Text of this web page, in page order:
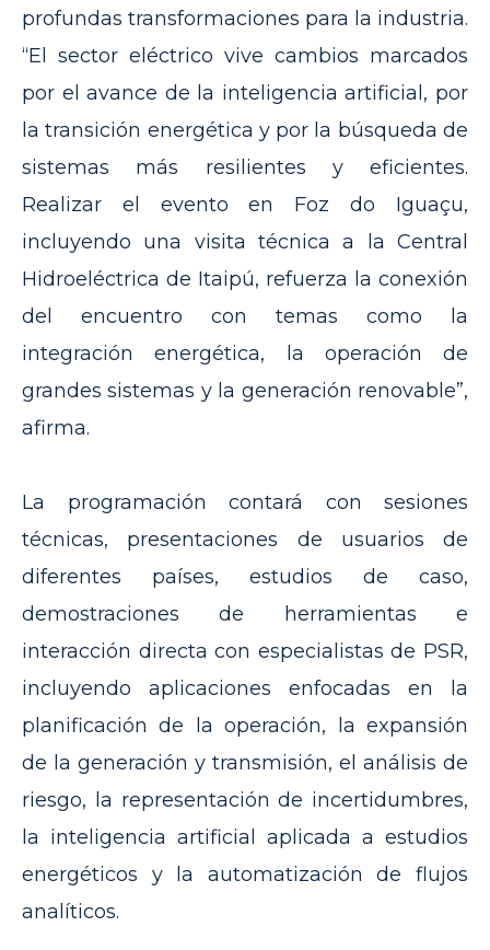
profundas transformaciones para la industria.
“El sector eléctrico vive cambios marcados
por el avance de la inteligencia artificial, por
la transición energética y por la búsqueda de
sistemas más resilientes y eficientes.
Realizar el evento en Foz do Iguaçu,
incluyendo una visita técnica a la Central
Hidroeléctrica de Itaipú, refuerza la conexión
del encuentro con temas como la
integración energética, la operación de
grandes sistemas y la generación renovable”,
afirma.
La programación contará con sesiones
técnicas, presentaciones de usuarios de
diferentes países, estudios de caso,
demostraciones de herramientas e
interacción directa con especialistas de PSR,
incluyendo aplicaciones enfocadas en la
planificación de la operación, la expansión
de la generación y transmisión, el análisis de
riesgo, la representación de incertidumbres,
la inteligencia artificial aplicada a estudios
energéticos y la automatización de flujos
analíticos.